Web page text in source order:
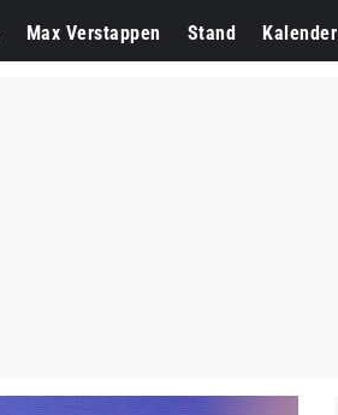
Max Verstappen Stand Kalender